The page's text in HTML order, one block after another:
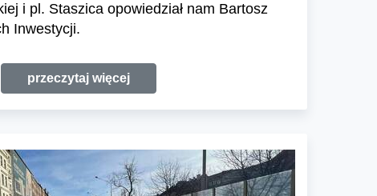
i pl. Staszica opowiedział nam Bartosz
Inwestycji.
przeczytaj więcej